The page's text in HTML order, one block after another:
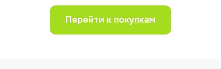
Перейти к покупкам